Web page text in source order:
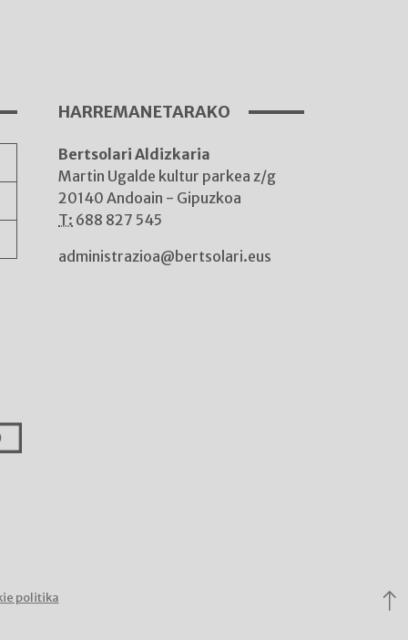
HARREMANETARAKO
Bertsolari Aldizkaria
Martin Ugalde kultur parkea z/g
20140 Andoain - Gipuzkoa
T: 688 827 545
administrazioa@bertsolari.eus
politika